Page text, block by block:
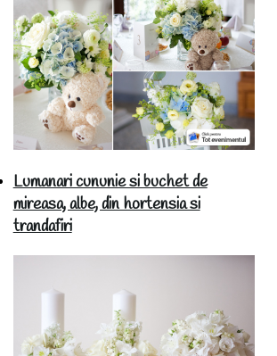
Lumanari cununie si buchet de
mireasa, albe, din hortensia si
trandafiri